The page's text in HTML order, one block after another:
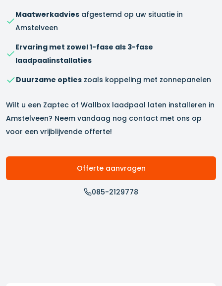
Maatwerkadviesafgestemd op uw situatie in
Amstelveen
Ervaring met zowel 1-fase als 3-fase
laadpaalinstallaties
Duurzame opties zoals koppeling met zonnepanelen
Wilt u een Zaptec of Wallbox laadpaal laten installeren in
Amstelveen? Neem vandaag nog contact met ons op
voor een vrijblijvende offerte!
Offerte aanvragen
085-2129778